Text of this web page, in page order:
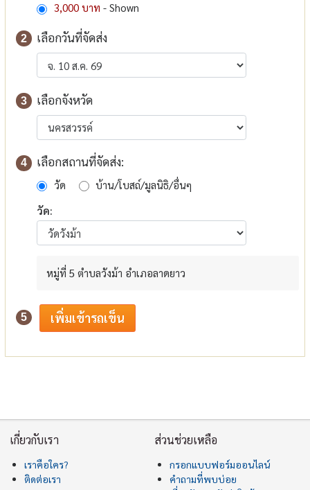
3,000 บาท - Shown
2 เลือกวันที่จัดส่ง
3 เลือกจังหวัด
4 เลือกสถานที่จัดส่ง:
วัด
บ้าน/โบสถ์/มูลนิธิ/อื่นๆ
วัด:
หมู่ที่ 5 ตำบลวังม้า อำเภอลาดยาว
5
เกี่ยวกับเรา
เราคือใคร?
ติดต่อเรา
ส่วนช่วยเหลือ
กรอกแบบฟอร์มออนไลน์
คำถามที่พบบ่อย